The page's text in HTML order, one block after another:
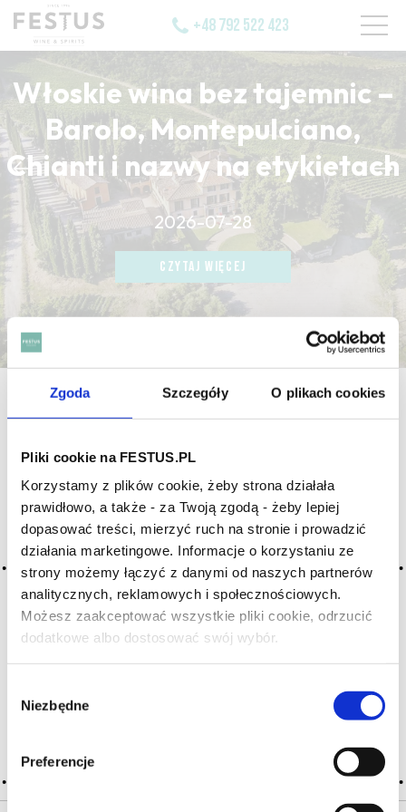
Zgoda Szczegóły O plikach cookies
Pliki cookie na FESTUS.PL
Korzystamy z plików cookie, żeby strona działała
prawidłowo, a także - za Twoją zgodą - żeby lepiej
dopasować treści, mierzyć ruch na stronie i prowadzić
działania marketingowe. Informacje o korzystaniu ze
strony możemy łączyć z danymi od naszych partnerów
analitycznych, reklamowych i społecznościowych.
Możesz zaakceptować wszystkie pliki cookie, odrzucić
dodatkowe albo dostosować swój wybór.
zgody
Niezbędne
Preferencje
Czy masz ukończone 18 lat?
+48 792 522 423
Włoskie wina bez tajemnic –
Barolo, Montepulciano,
Chianti i nazwy na etykietach
2026-07-28
CZYTAJ WIĘCEJ
CZYTAJ WIĘCEJ
CZYTAJ WIĘCEJ
strona główna old world
Archiwum wpisów tagu: Old
World
Stary Świat
2016-05-10
ogólne określenie dla winiarskich krajów europejskich
o długiej kulturze winiarskiej; przeciwieństwo tzw. Nowego
Świata; wina europejskie w dużym uproszczeniu uważa się
zróżnicowane i na ogół bardziej winne niż … Więcej Stary